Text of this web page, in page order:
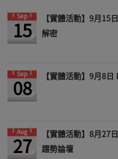
Sep
15
【實體活動】9月15
解密
Sep
08 【實體活動】9月8
Aug
27
【實體活動】8月27
趨勢論壇